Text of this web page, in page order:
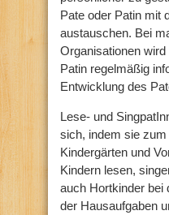
Pate oder Patin mit
austauschen. Bei
Organisationen
Patin regelmäßig
Entwicklung des
Lese- und
sich, indem sie zum
Kindergärten und
Kindern lesen,
auch Hortkinder bei
der Hausaufgaben